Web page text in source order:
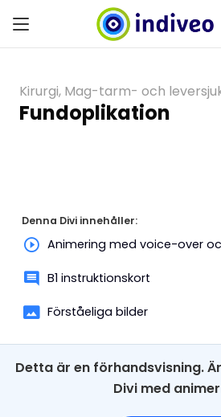
Kirurgi, Mag-tarm- och
Fundoplikation
Denna Divi innehåller:
Animering med voice-over
B1 instruktionskort
Förståeliga bilder
Detta är en förhandsvisning.
Divi med